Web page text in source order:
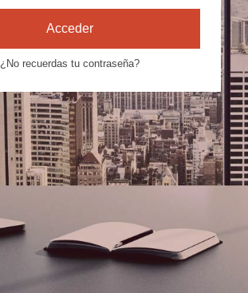
Acceder
¿No recuerdas tu contraseña?